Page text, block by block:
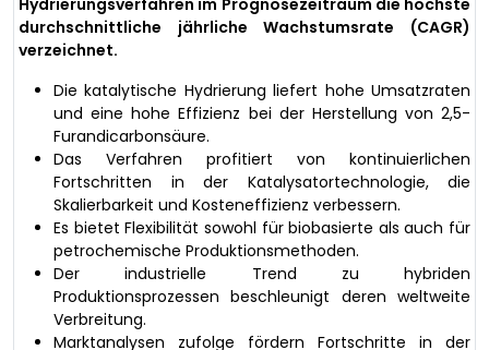
durchschnittliche jährliche Wachstumsrate (CAGR)
verzeichnet.
Die katalytische Hydrierung liefert hohe Umsatzraten
und eine hohe Effizienz bei der Herstellung von 2,5-
Furandicarbonsäure.
Das Verfahren profitiert von kontinuierlichen
Fortschritten in der Katalysatortechnologie, die
Skalierbarkeit und Kosteneffizienz verbessern.
Es bietet Flexibilität sowohl für biobasierte als auch für
petrochemische Produktionsmethoden.
Der industrielle Trend zu hybriden
Produktionsprozessen beschleunigt deren weltweite
Verbreitung.
Marktanalysen zufolge fördern Fortschritte in der